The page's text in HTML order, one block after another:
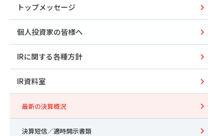
トップメッセージ
個人投資家の皆様へ
IRに関する各種方針
IR資料室
最新の決算概況
決算短信／適時開示書類